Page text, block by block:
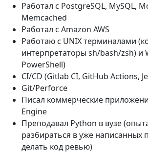
Работал с PostgreSQL, MySQL,
Memcached
Работал с Amazon AWS
Работаю с UNIX терминалами
интерпретаторы sh/bash/zsh) и
PowerShell)
CI/CD (Gitlab CI, GitHub Actions,
Git/Perforce
Писал коммерческие
Engine
Преподавал Python в вузе
разбираться в уже написанных
делать код ревью)